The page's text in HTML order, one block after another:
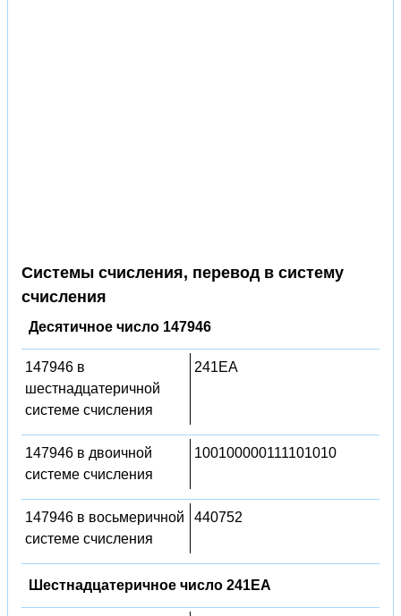
Системы счисления, перевод в систему
счисления
Десятичное число 147946
147946 в
шестнадцатеричной
системе счисления
241EA
147946 в двоичной
системе счисления
100100000111101010
147946 в восьмеричной
системе счисления
440752
Шестнадцатеричное число 241EA